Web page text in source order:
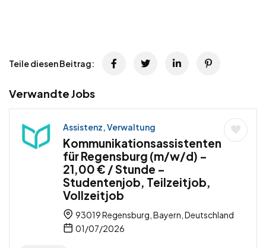
Teile diesen Beitrag:
Verwandte Jobs
Assistenz, Verwaltung
Kommunikationsassistenten
für Regensburg (m/w/d) –
21,00 € / Stunde –
Studentenjob, Teilzeitjob,
Vollzeitjob
93019 Regensburg, Bayern, Deutschland
01/07/2026